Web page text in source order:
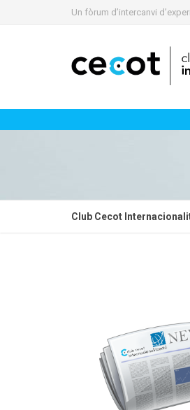
Un fòrum d’intercanvi
Club Cecot